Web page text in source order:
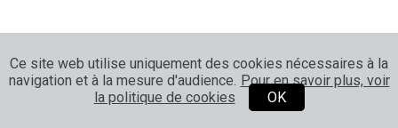
Ce site web utilise uniquement des cookies nécessaires à la
navigation et à la mesure d'audience. Pour en savoir plus, voir
la politique de cookies
OK